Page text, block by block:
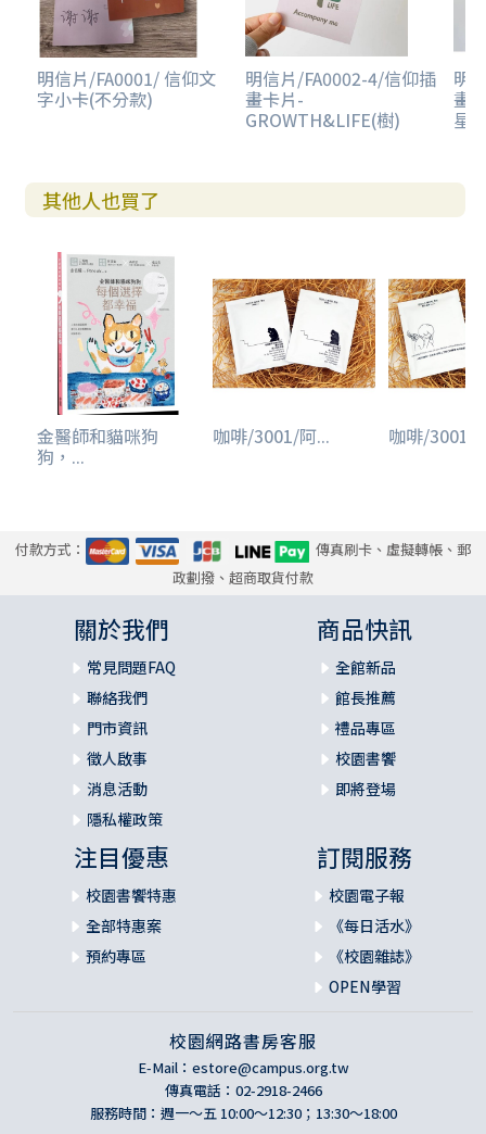
明信片/FA0001/ 信仰文
字小卡(不分款)
明信片/FA0002-4/信仰插
畫卡片-
GROWTH&LIFE(樹)
明
畫
星)
其他人也買了
金醫師和貓咪狗
狗，...
咖啡/3001/阿... 咖啡/3001/
付款方式：
傳真刷卡、虛擬轉帳、郵
政劃撥、超商取貨付款
關於我們
常見問題FAQ
聯絡我們
門市資訊
徵人啟事
消息活動
隱私權政策
商品快訊
全館新品
館長推薦
禮品專區
校園書饗
即將登場
注目優惠
校園書饗特惠
全部特惠案
預約專區
訂閱服務
校園電子報
《每日活水》
《校園雜誌》
OPEN學習
校園網路書房客服
E-Mail： estore@campus.org.tw
傳真電話：02-2918-2466
服務時間：週一～五 10:00～12:30；13:30～18:00